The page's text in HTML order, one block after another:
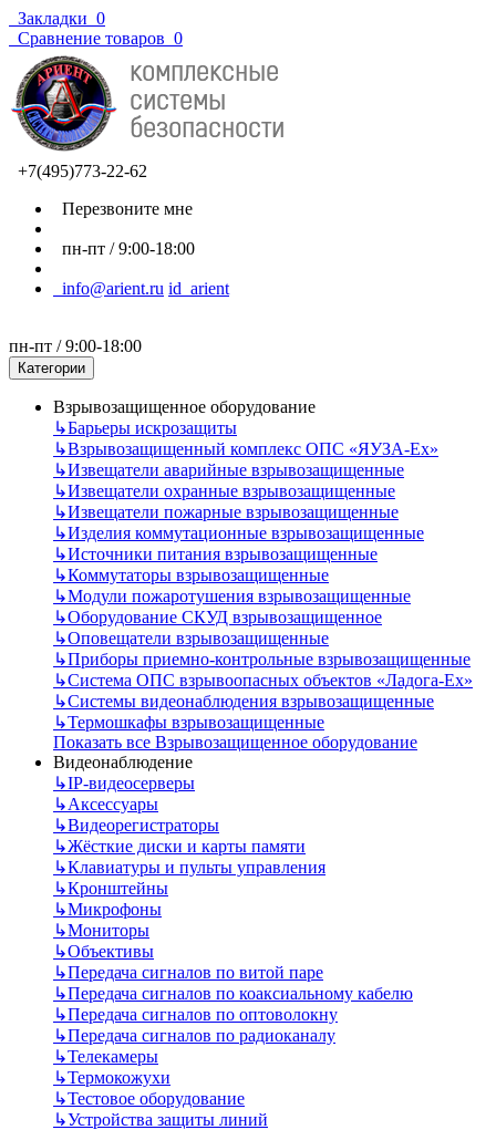
Закладки 0
Сравнение товаров 0
+7(495)773-22-62
Перезвоните мне
пн-пт / 9:00-18:00
info@arient.ru id_arient
пн-пт / 9:00-18:00
Категории
Взрывозащищенное оборудование
↳Барьеры искрозащиты
↳Взрывозащищенный комплекс ОПС «ЯУЗА-Ех»
↳Извещатели аварийные взрывозащищенные
↳Извещатели охранные взрывозащищенные
↳Извещатели пожарные взрывозащищенные
↳Изделия коммутационные взрывозащищенные
↳Источники питания взрывозащищенные
↳Коммутаторы взрывозащищенные
↳Модули пожаротушения взрывозащищенные
↳Оборудование СКУД взрывозащищенное
↳Оповещатели взрывозащищенные
↳Приборы приемно-контрольные взрывозащищенные
↳Система ОПС взрывоопасных объектов «Ладога-Ex»
↳Системы видеонаблюдения взрывозащищенные
↳Термошкафы взрывозащищенные
Показать все Взрывозащищенное оборудование
Видеонаблюдение
↳IP-видеосерверы
↳Аксессуары
↳Видеорегистраторы
↳Жёсткие диски и карты памяти
↳Клавиатуры и пульты управления
↳Кронштейны
↳Микрофоны
↳Мониторы
↳Объективы
↳Передача сигналов по витой паре
↳Передача сигналов по коаксиальному кабелю
↳Передача сигналов по оптоволокну
↳Передача сигналов по радиоканалу
↳Телекамеры
↳Термокожухи
↳Тестовое оборудование
↳Устройства защиты линий